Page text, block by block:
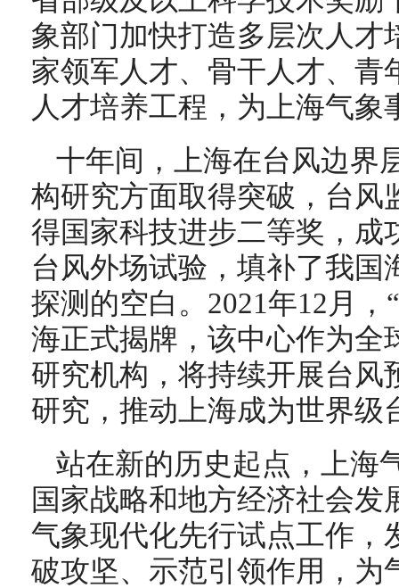
象部门加快打造多层次人才
家领军人才、骨干人才、青
人才培养工程，为上海气
十年间，上海在台风边界
构研究方面取得突破，台风
得国家科技进步二等奖，成
台风外场试验，填补了我国
探测的空白。2021年12月
海正式揭牌，该中心作为全
研究机构，将持续开展台风
研究，推动上海成为世界级
站在新的历史起点，上海
国家战略和地方经济社会
气象现代化先行试点工作，
破攻坚、示范引领作用，为